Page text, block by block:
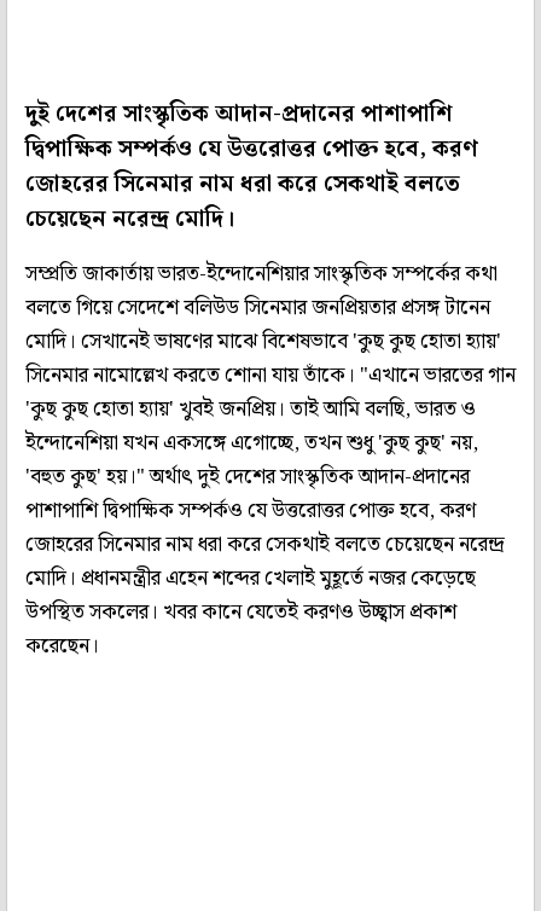
দুই দেশের সাংস্কৃতিক আদান-প্রদানের পাশাপাশি
দ্বিপাক্ষিক সম্পর্কও যে উত্তরোত্তর পোক্ত হবে, করণ
জোহরের সিনেমার নাম ধরা করে সেকথাই বলতে
চেয়েছেন নরেন্দ্র মোদি।
সম্প্রতি জাকার্তায় ভারত-ইন্দোনেশিয়ার সাংস্কৃতিক সম্পর্কের কথা
বলতে গিয়ে সেদেশে বলিউড সিনেমার জনপ্রিয়তার প্রসঙ্গ টানেন
মোদি। সেখানেই ভাষণের মাঝে বিশেষভাবে 'কুছ কুছ হোতা হ্যায়'
সিনেমার নামোল্লেখ করতে শোনা যায় তাঁকে। "এখানে ভারতের গান
'কুছ কুছ হোতা হ্যায়' খুবই জনপ্রিয়। তাই আমি বলছি, ভারত ও
ইন্দোনেশিয়া যখন একসঙ্গে এগোচ্ছে, তখন শুধু 'কুছ কুছ' নয়,
'বহুত কুছ' হয়।" অর্থাৎ দুই দেশের সাংস্কৃতিক আদান-প্রদানের
পাশাপাশি দ্বিপাক্ষিক সম্পর্কও যে উত্তরোত্তর পোক্ত হবে, করণ
জোহরের সিনেমার নাম ধরা করে সেকথাই বলতে চেয়েছেন নরেন্দ্র
মোদি। প্রধানমন্ত্রীর এহেন শব্দের খেলাই মুহূর্তে নজর কেড়েছে
উপস্থিত সকলের। খবর কানে যেতেই করণও উচ্ছ্বাস প্রকাশ
করেছেন।